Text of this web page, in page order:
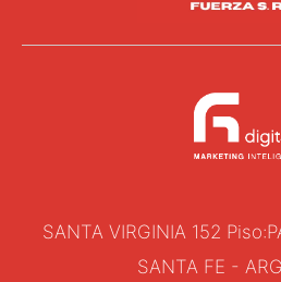
SANTA VIRGINIA 152
SANTA FE -